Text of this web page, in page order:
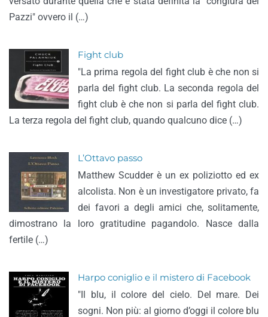
Pazzi" ovvero il (…)
Fight club
"La prima regola del fight club è che non si
parla del fight club. La seconda regola del
fight club è che non si parla del fight club.
La terza regola del fight club, quando qualcuno dice (…)
L’Ottavo passo
Matthew Scudder è un ex poliziotto ed ex
alcolista. Non è un investigatore privato, fa
dei favori a degli amici che, solitamente,
dimostrano la loro gratitudine pagandolo. Nasce dalla
fertile (…)
Harpo coniglio e il mistero di Facebook
"Il blu, il colore del cielo. Del mare. Dei
sogni. Non più: al giorno d’oggi il colore blu